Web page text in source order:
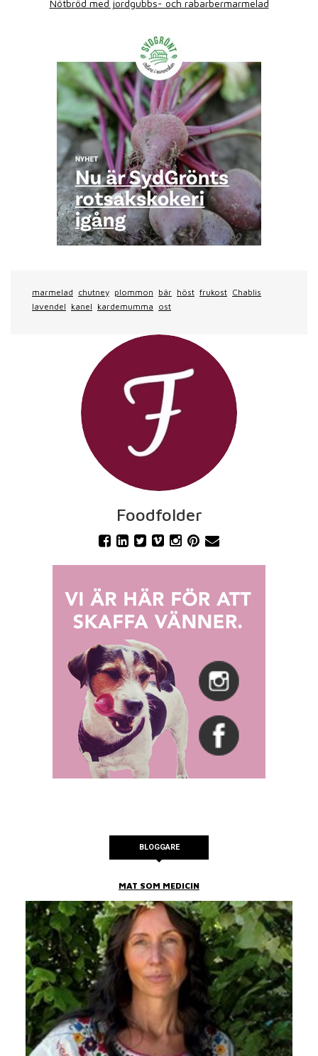
Nötbröd med jordgubbs- och rabarbermarmelad
marmelad chutney plommon bär höst frukost Chablis
lavendel kanel kardemumma ost
Foodfolder
BLOGGARE
MAT SOM MEDICIN